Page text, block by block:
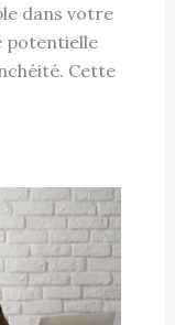
dans votre
potentielle
Cette